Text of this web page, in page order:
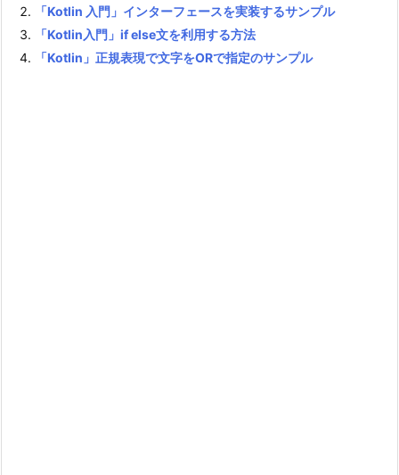
「Kotlin 入門」インターフェースを実装するサンプル
「Kotlin入門」if else文を利用する方法
「Kotlin」正規表現で文字をORで指定のサンプル